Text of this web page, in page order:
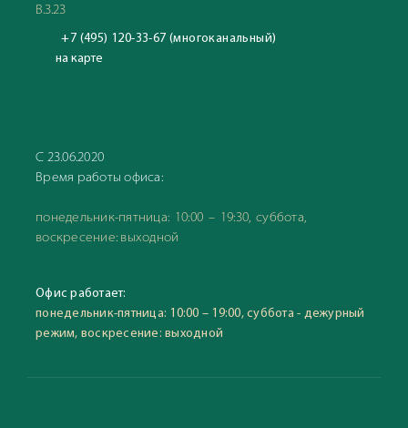
В.3.23
+7 (495) 120-33-67 (многоканальный)
на карте
С 23.06.2020
Время работы офиса:
понедельник-пятница: 10:00 – 19:30, суббота,
воскресение: выходной
Офис работает:
понедельник-пятница: 10:00 – 19:00, суббота - дежурный
режим, воскресение: выходной